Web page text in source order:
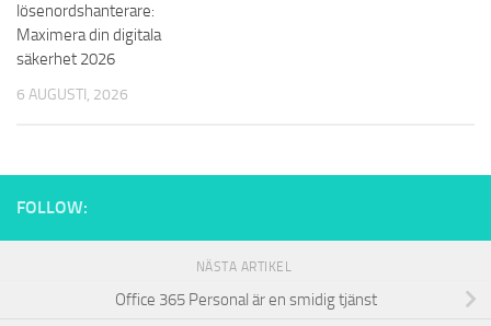
lösenordshanterare:
Maximera din digitala
säkerhet 2026
6 AUGUSTI, 2026
FOLLOW:
NÄSTA ARTIKEL
Office 365 Personal är en smidig tjänst